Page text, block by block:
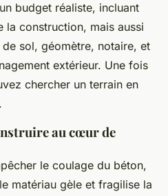
budget réaliste, incluant
la construction, mais aussi
sol, géomètre, notaire, et
extérieur. Une fois
chercher un terrain en
au cœur de
le coulage du béton,
matériau gèle et fragilise la